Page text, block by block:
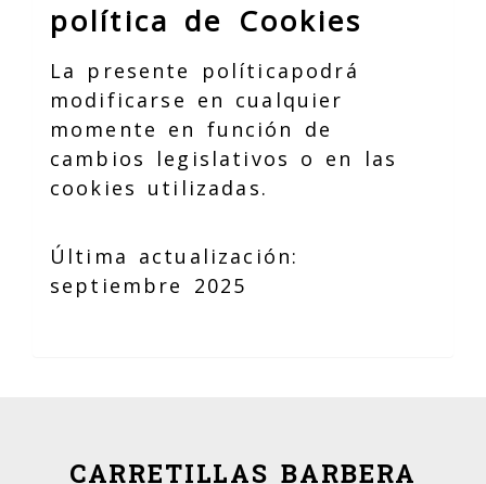
política de Cookies
La presente políticapodrá
modificarse en cualquier
momente en función de
cambios legislativos o en las
cookies utilizadas.
Última actualización:
septiembre 2025
CARRETILLAS BARBERA